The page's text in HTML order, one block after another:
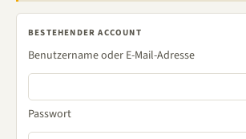
BESTEHENDER ACCOUNT
Benutzername oder E-Mail-Adresse
Passwort